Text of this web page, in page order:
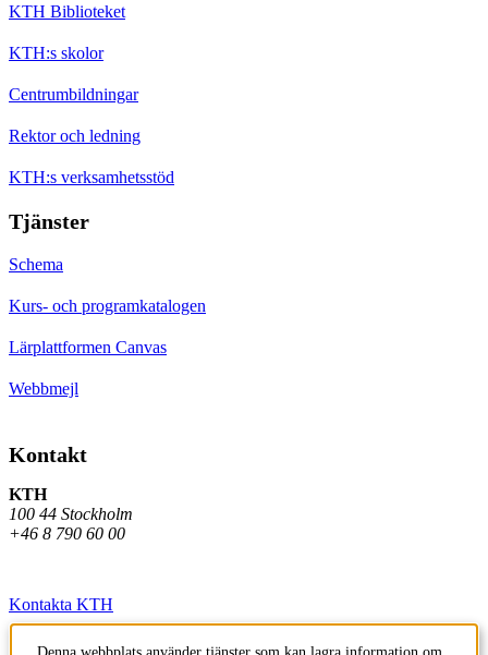
KTH Biblioteket
KTH:s skolor
Centrumbildningar
Rektor och ledning
KTH:s verksamhetsstöd
Tjänster
Schema
Kurs- och programkatalogen
Lärplattformen Canvas
Webbmejl
Kontakt
KTH
100 44 Stockholm
+46 8 790 60 00
Kontakta KTH
Jobba på KTH